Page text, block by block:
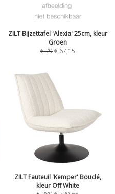
ZILT Bijzettafel 'Alexia' 25cm, kleur
Groen
€79€ 67,15
ZILT Fauteuil 'Kemper' Bouclé,
kleur Off White